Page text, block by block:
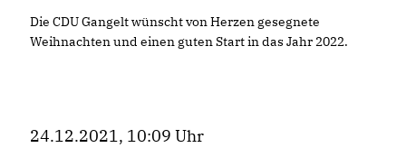
Die CDU Gangelt wünscht von Herzen gesegnete
Weihnachten und einen guten Start in das Jahr 2022.
24.12.2021, 10:09 Uhr